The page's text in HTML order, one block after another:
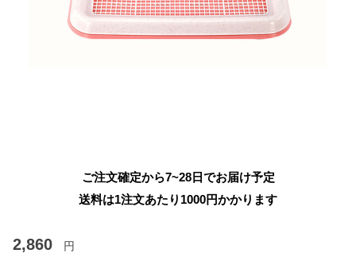
ご注文確定から7~28日でお届け予定
送料は1注文あたり 1000円かかります
2,860 円